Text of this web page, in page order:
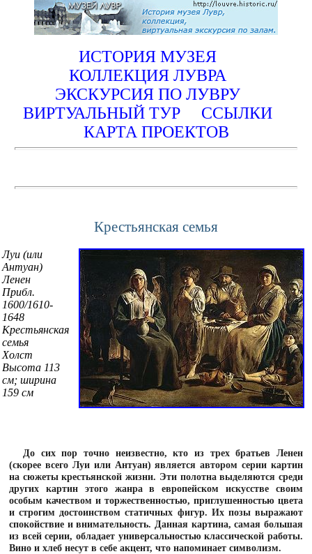
ИСТОРИЯ МУЗЕЯ
КОЛЛЕКЦИЯ ЛУВРА
ЭКСКУРСИЯ ПО ЛУВРУ
ВИРТУАЛЬНЫЙ ТУР
ССЫЛКИ
КАРТА ПРОЕКТОВ
Крестьянская семья
Луи (или
Антуан)
Ленен
Прибл.
1600/1610-
1648
Крестьянская
семья
Холст
Высота 113
см; ширина
159 см
До сих пор точно неизвестно, кто из трех братьев Ленен
(скорее всего Луи или Антуан) является автором серии картин
на сюжеты крестьянской жизни. Эти полотна выделяются среди
других картин этого жанра в европейском искусстве своим
особым качеством и торжественностью, приглушенностью цвета
и строгим достоинством статичных фигур. Их позы выражают
спокойствие и внимательность. Данная картина, самая большая
из всей серии, обладает универсальностью классической работы.
Вино и хлеб несут в себе акцент, что напоминает символизм.